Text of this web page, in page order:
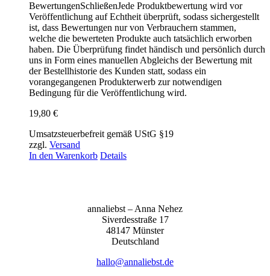
BewertungenSchließenJede Produktbewertung wird vor
Veröffentlichung auf Echtheit überprüft, sodass sichergestellt
ist, dass Bewertungen nur von Verbrauchern stammen,
welche die bewerteten Produkte auch tatsächlich erworben
haben. Die Überprüfung findet händisch und persönlich durch
uns in Form eines manuellen Abgleichs der Bewertung mit
der Bestellhistorie des Kunden statt, sodass ein
vorangegangenen Produkterwerb zur notwendigen
Bedingung für die Veröffentlichung wird.
19,80 €
Umsatzsteuerbefreit gemäß UStG §19
zzgl. Versand
In den Warenkorb Details
anna­liebst – Anna Nehez
Sive­r­des­stra­ße 17
48147 Müns­ter
Deutsch­land
hallo@annaliebst.de